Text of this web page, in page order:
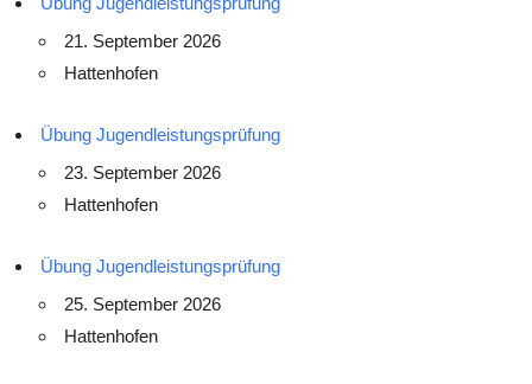
21. September 2026
Hattenhofen
Übung Jugendleistungsprüfung
23. September 2026
Hattenhofen
Übung Jugendleistungsprüfung
25. September 2026
Hattenhofen